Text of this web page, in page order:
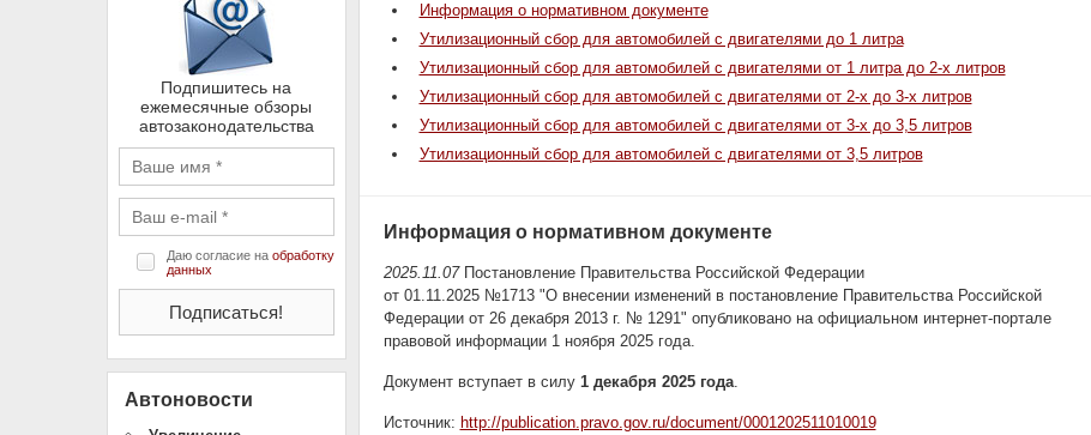
Подпишитесь на
ежемесячные обзоры
автозаконодательства
Даю согласие на обработку
данных
Автоновости
Информация о нормативном документе
Утилизационный сбор для автомобилей с двигателями до 1 литра
Утилизационный сбор для автомобилей с двигателями от 1 литра до 2-х литров
Утилизационный сбор для автомобилей с двигателями от 2-х до 3-х литров
Утилизационный сбор для автомобилей с двигателями от 3-х до 3,5 литров
Утилизационный сбор для автомобилей с двигателями от 3,5 литров
Информация о нормативном документе
2025.11.07Постановление Правительства Российской Федерации
от 01.11.2025 №1713 "О внесении изменений в постановление Правительства Российской
Федерации от 26 декабря 2013 г. № 1291" опубликовано на официальном интернет-портале
правовой информации 1 ноября 2025 года.
Документ вступает в силу 1 декабря 2025 года.
Источник: http://publication.pravo.gov.ru/document/0001202511010019